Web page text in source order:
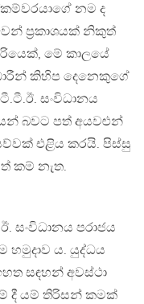
නම ද
ප‍්‍රකාශයක් නිකුත්
මේ කාලයේ
කිහිප දෙනෙකුගේ
සංවිධානය
බවට පත් අයවළුන්
එළිය කරයි. පිස්සු
කම් නැත.
සංවිධානය පරාජය
හමුදාව ය. යුද්ධය
සඳහන් අවස්ථා
දී යම් තිරිසන් කමක්